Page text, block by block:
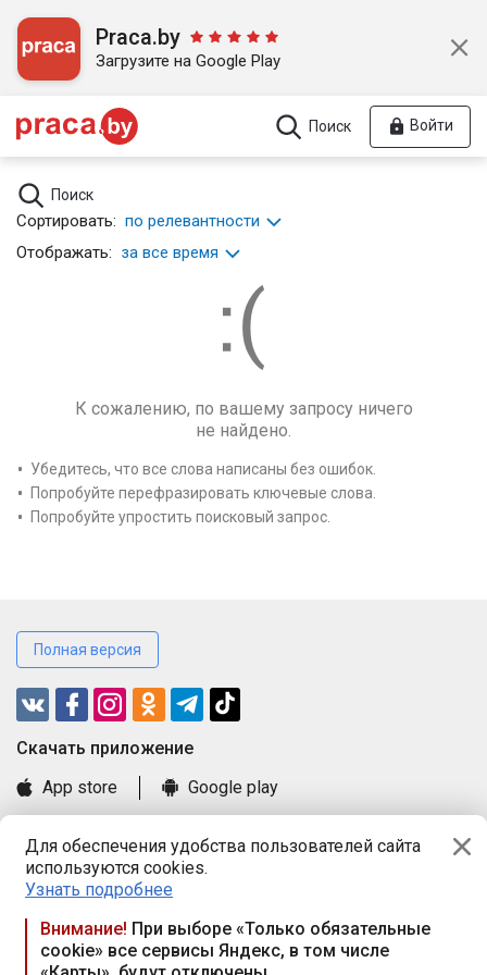
Для обеспечения удобства пользователей сайта
используются cookies.
Узнать подробнее
Внимание! При выборе «Только обязательные
cookie» все сервисы Яндекс, в том числе
Praca.by
Загрузите на Google Play
Поиск Войти
Поиск
Сортировать: по релевантности
Отображать: за все время
К сожалению, по вашему запросу ничего
не найдено.
Убедитесь, что все слова написаны без ошибок.
Попробуйте перефразировать ключевые слова.
Попробуйте упростить поисковый запрос.
Полная версия
Cкачать приложение
App store
Google play
Книга замечаний и предложений
Правила и документы
Praca.by © 2000—2026, ООО «ПРАЦА БАЙ»
Республика Беларусь, 220114, г. Минск, пр-т Независимости
117а, пом. № 9.